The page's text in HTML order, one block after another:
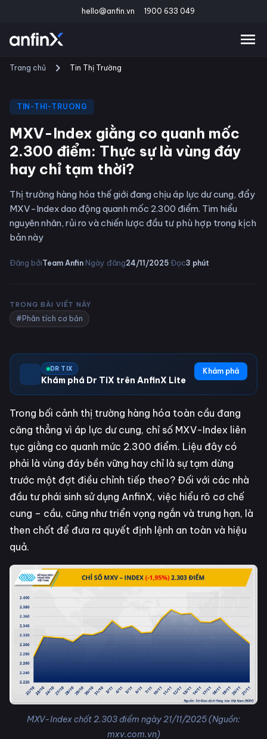
hello@anfin.vn 1900 633 049
Trang chủ Tin Thị Trường
TIN-THI-TRUONG
MXV-Index giằng co quanh mốc
2.300 điểm: Thực sự là vùng đáy
hay chỉ tạm thời?
Thị trường hàng hóa thế giới đang chịu áp lực dư cung, đẩy
MXV-Index dao động quanh mốc 2.300 điểm. Tìm hiểu
nguyên nhân, rủi ro và chiến lược đầu tư phù hợp trong kịch
bản này
Đăng bởiTeam Anfin·Ngày đăng24/11/2025·Đọc3 phút
TRONG BÀI VIẾT NÀY
#Phân tích cơ bản
DR TIX
Khám phá Dr TiX trên AnfinX Lite
Khám phá
Trong bối cảnh thị trường hàng hóa toàn cầu đang
căng thẳng vì áp lực dư cung, chỉ số MXV-Index liên
tục giằng co quanh mức 2.300 điểm. Liệu đây có
phải là vùng đáy bền vững hay chỉ là sự tạm dừng
trước một đợt điều chỉnh tiếp theo? Đối với các nhà
đầu tư phái sinh sử dụng AnfinX, việc hiểu rõ cơ chế
cung – cầu, cũng như triển vọng ngắn và trung hạn, là
then chốt để đưa ra quyết định lệnh an toàn và hiệu
quả.
MXV-Index chốt 2.303 điểm ngày 21/11/2025 (Nguồn:
mxv.com.vn)